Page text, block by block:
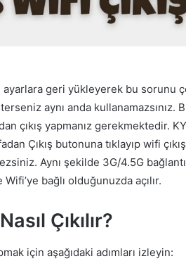
ayarlara geri yükleyerek bu sorunu
aynı anda kullanamazsınız.
çıkış yapmanız gerekmektedir.
Çıkış butonuna tıklayıp wifi
Aynı şekilde 3G/4.5G
bağlı olduğunuzda açılır.
Çıkılır?
için aşağıdaki adımları izleyin: